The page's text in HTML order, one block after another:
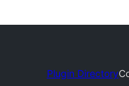
Plugin Directory